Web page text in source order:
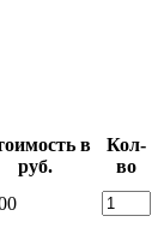
в
руб.
Кол-
во